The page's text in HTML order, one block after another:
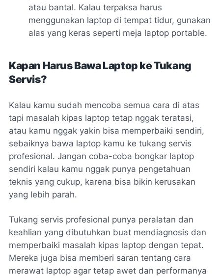
atau bantal. Kalau terpaksa harus
menggunakan laptop di tempat tidur, gunakan
alas yang keras seperti meja laptop portable.
Kapan Harus Bawa Laptop ke Tukang
Servis?
Kalau kamu sudah mencoba semua cara di atas
tapi masalah kipas laptop tetap nggak teratasi,
atau kamu nggak yakin bisa memperbaiki sendiri,
sebaiknya bawa laptop kamu ke tukang servis
profesional. Jangan coba-coba bongkar laptop
sendiri kalau kamu nggak punya pengetahuan
teknis yang cukup, karena bisa bikin kerusakan
yang lebih parah.
Tukang servis profesional punya peralatan dan
keahlian yang dibutuhkan buat mendiagnosis dan
memperbaiki masalah kipas laptop dengan tepat.
Mereka juga bisa memberi saran tentang cara
merawat laptop agar tetap awet dan performanya